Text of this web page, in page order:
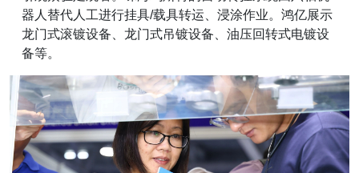
器人替代人工进行挂具/载具转运、浸涂作业。鸿亿展示
龙门式滚镀设备、龙门式吊镀设备、油压回转式电镀设
备等。